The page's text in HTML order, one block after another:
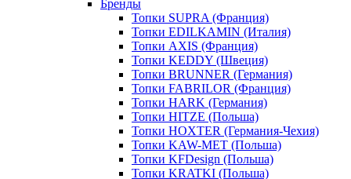
Бренды
Топки SUPRA (Франция)
Топки EDILKAMIN (Италия)
Топки AXIS (Франция)
Топки KEDDY (Швеция)
Топки BRUNNER (Германия)
Топки FABRILOR (Франция)
Топки HARK (Германия)
Топки HITZE (Польша)
Топки HOXTER (Германия-Чехия)
Топки KAW-MET (Польша)
Топки KFDesign (Польша)
Топки KRATKI (Польша)